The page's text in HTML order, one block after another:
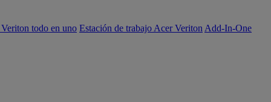
todo en uno Estación de trabajo Acer Veriton Add-In-One